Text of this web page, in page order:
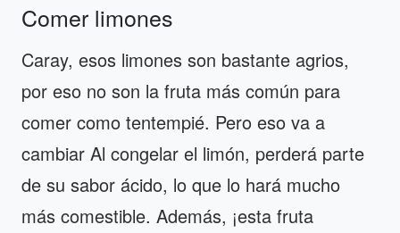
Comer limones
Caray, esos limones son bastante agrios,
por eso no son la fruta más común para
comer como tentempié. Pero eso va a
cambiar Al congelar el limón, perderá parte
de su sabor ácido, lo que lo hará mucho
más comestible. Además, ¡esta fruta